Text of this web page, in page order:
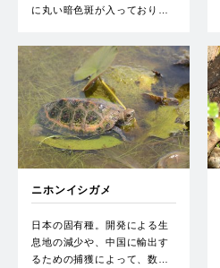
に丸い暗色斑が入っており…
ニホンイシガメ
日本の固有種。開発による生
息地の減少や、中国に輸出す
るための捕獲によって、数…